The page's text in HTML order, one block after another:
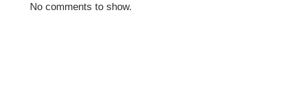
No comments to show.